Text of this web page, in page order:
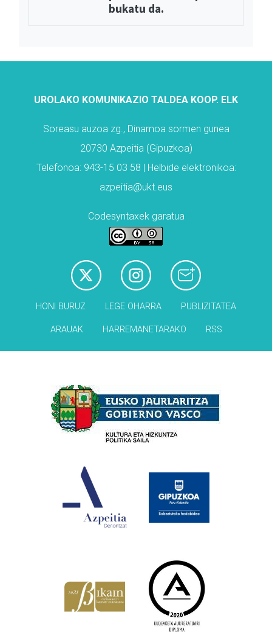
bukatu da.
UROLAKO KOMUNIKAZIO TALDEA KOOP. ELK
Soreasu auzoa zg., Dinamoa sormen gunea
20730 Azpeitia (Gipuzkoa)
Telefonoa: 943-15 03 58 | Helbide elektronikoa:
azpeitia@ukt.eus
Codesyntaxek garatua
HONI BURUZ LEGE OHARRA PUBLIZITATEA
ARAUAK HARREMANETARAKO RSS